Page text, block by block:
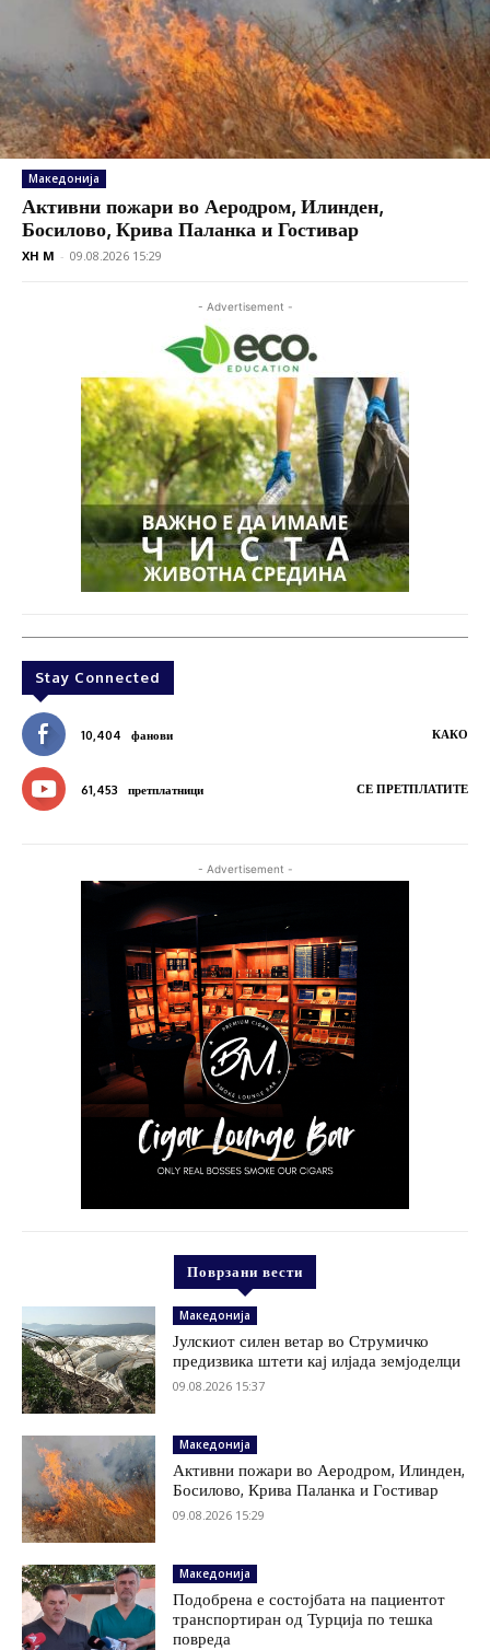
Македонија
Активни пожари во Аеродром, Илинден,
Босилово, Крива Паланка и Гостивар
XH M - 09.08.2026 15:29
- Advertisement -
Stay Connected
10,404 фанови КАКО
61,453 претплатници СЕ ПРЕТПЛАТИТЕ
- Advertisement -
Поврзани вести
Македонија
Јулскиот силен ветар во Струмичко
предизвика штети кај илјада земјоделци
09.08.2026 15:37
Македонија
Активни пожари во Аеродром, Илинден,
Босилово, Крива Паланка и Гостивар
09.08.2026 15:29
Македонија
Подобрена е состојбата на пациентот
транспортиран од Турција по тешка
повреда